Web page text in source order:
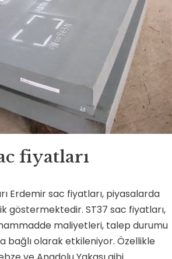
fiyatları
Erdemir sac fiyatları, piyasalarda
göstermektedir. ST37 sac fiyatları,
maliyetleri, talep durumu
bağlı olarak etkileniyor. Özellikle